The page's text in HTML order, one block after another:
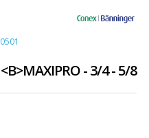
- 3/4 - 5/8